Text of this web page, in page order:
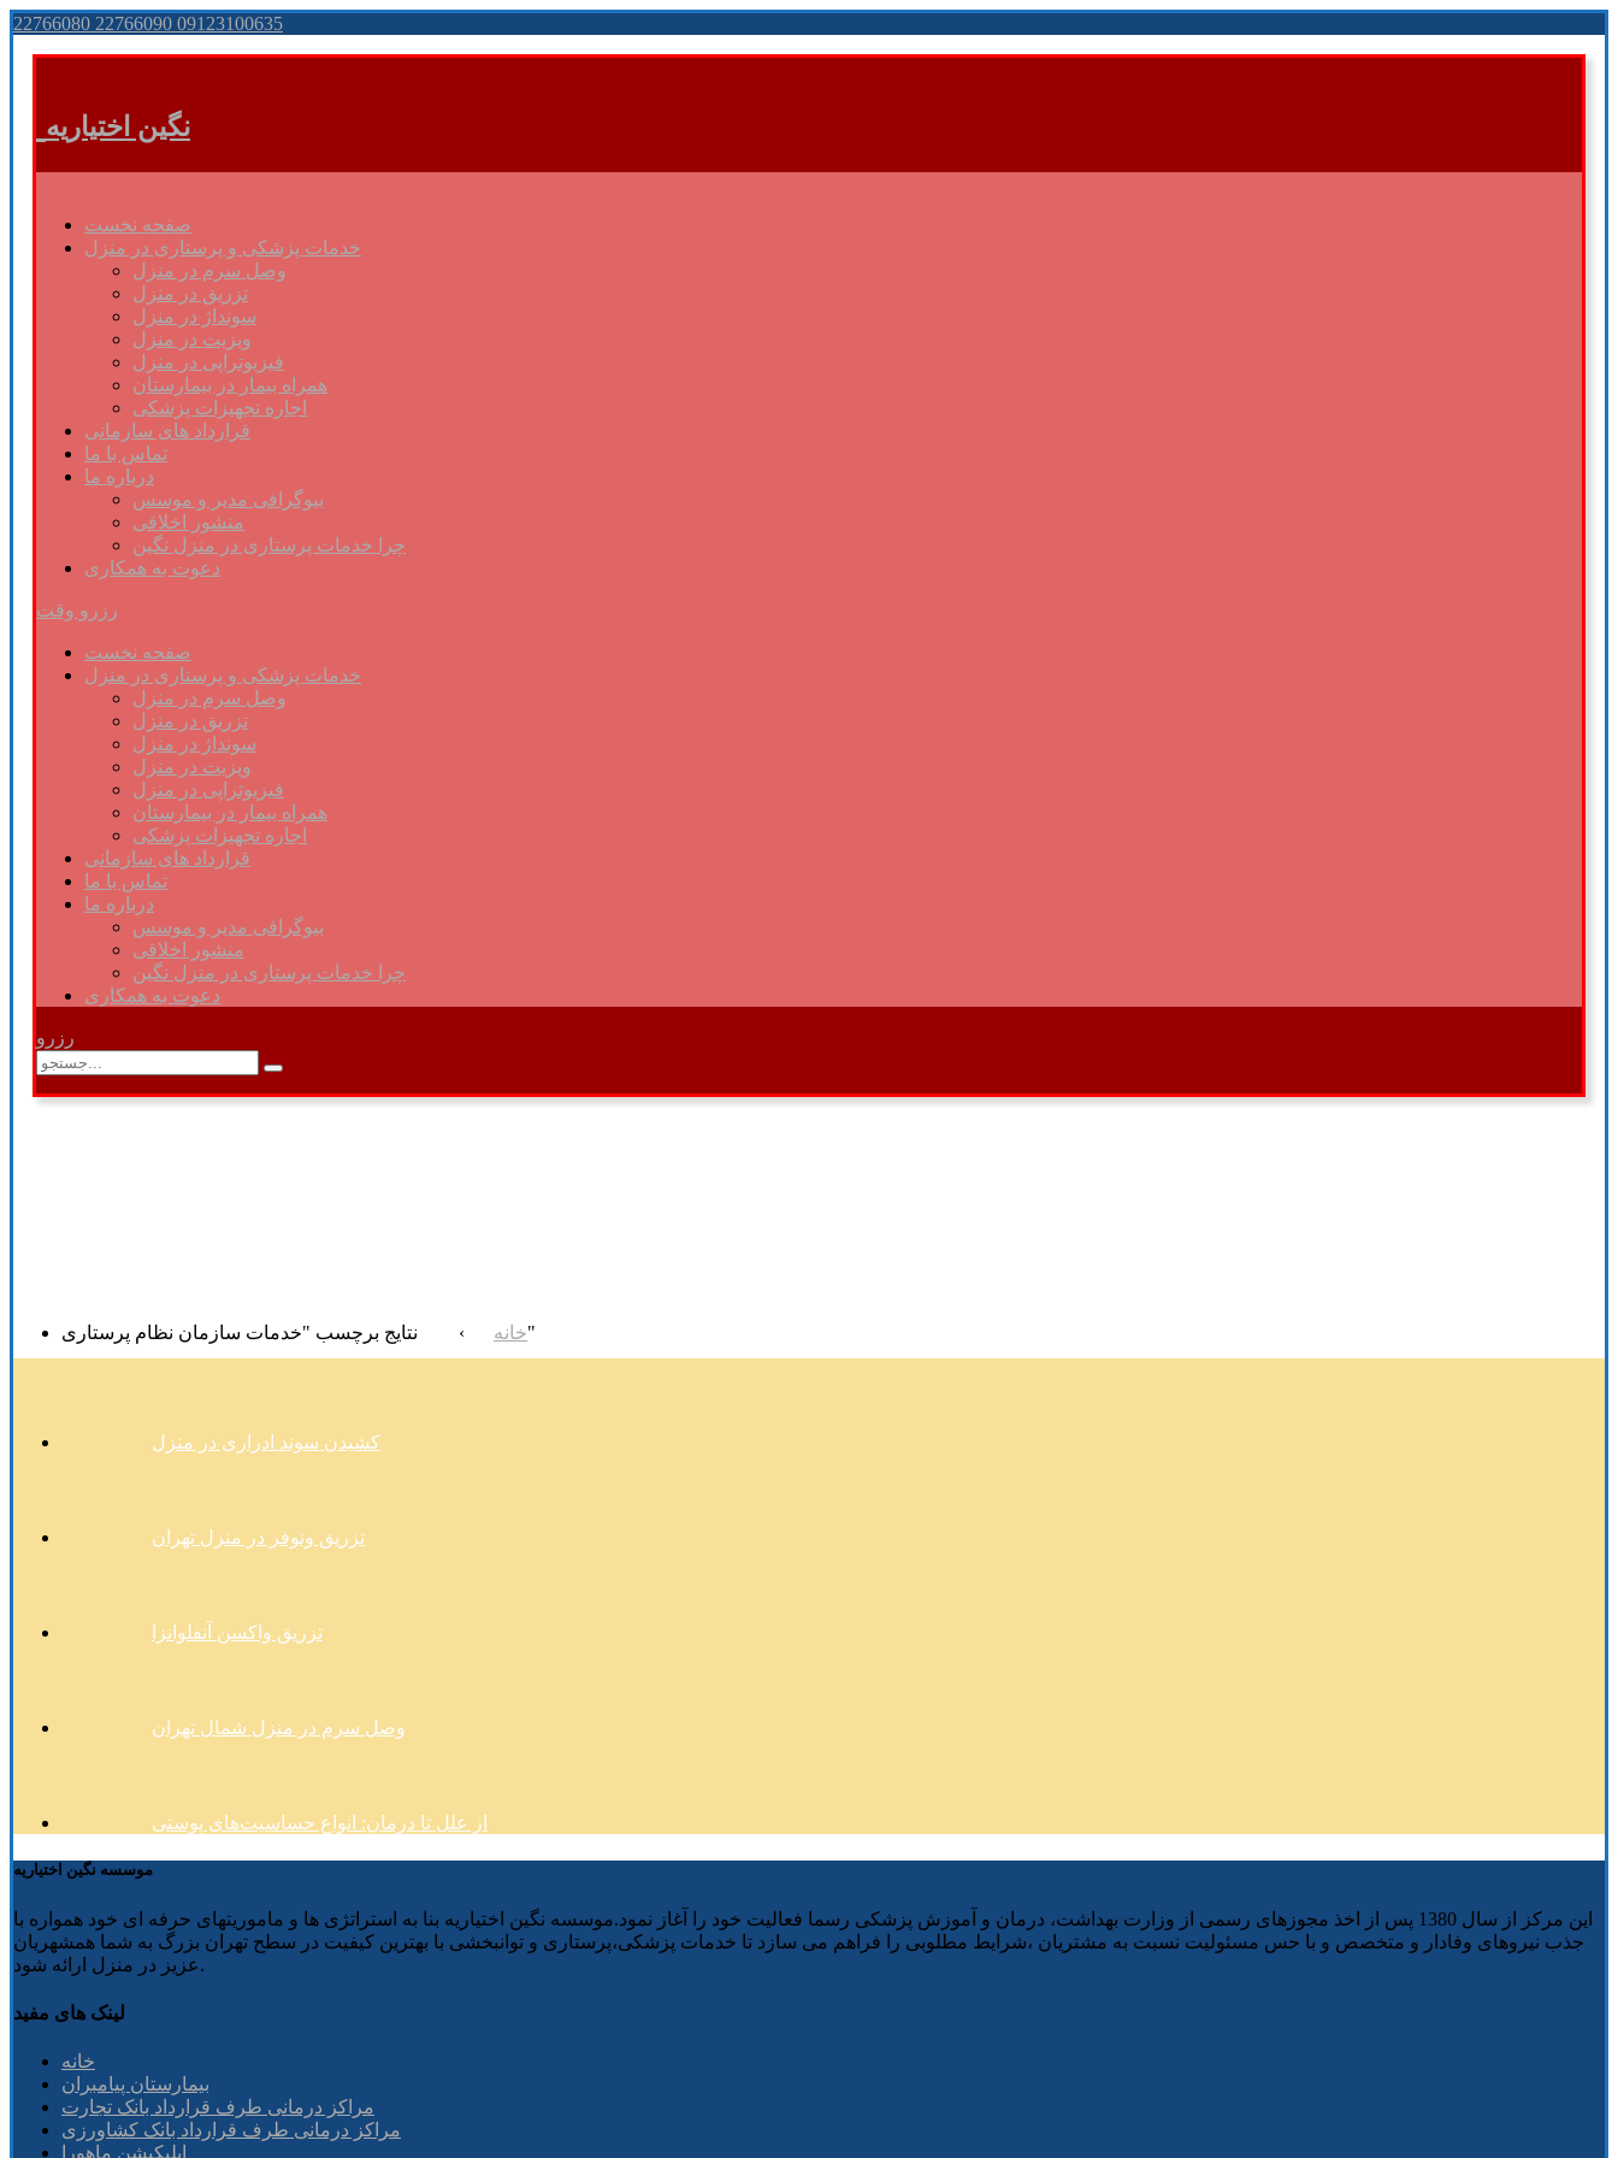
22766080 22766090 09123100635
نگین اختیاریه
صفحه نخست
خدمات پزشکی و پرستاری در منزل
وصل سرم در منزل
تزریق در منزل
سونداژ در منزل
ویزیت در منزل
فیزیوتراپی در منزل
همراه بیمار در بیمارستان
اجاره تجهیزات پزشکی
قرارداد های سازمانی
تماس با ما
درباره ما
بیوگرافی مدیر و موسس
منشور اخلاقی
چرا خدمات پرستاری در منزل نگین
دعوت به همکاری
رزرو وقت
صفحه نخست
خدمات پزشکی و پرستاری در منزل
وصل سرم در منزل
تزریق در منزل
سونداژ در منزل
ویزیت در منزل
فیزیوتراپی در منزل
همراه بیمار در بیمارستان
اجاره تجهیزات پزشکی
قرارداد های سازمانی
تماس با ما
درباره ما
بیوگرافی مدیر و موسس
منشور اخلاقی
چرا خدمات پرستاری در منزل نگین
دعوت به همکاری
رزرو
خانه › نتایج برچسب "خدمات سازمان نظام پرستاری"
کشیدن سوند ادراری در منزل
تزریق ونوفر در منزل تهران
تزریق واکسن آنفلوانزا
وصل سرم در منزل شمال تهران
از علل تا درمان: انواع حساسیت‌های پوستی
موسسه نگین اختیاریه
این مرکز از سال 1380 پس از اخذ مجوزهای رسمی از وزارت بهداشت، درمان و آموزش پزشکی رسما فعالیت خود را آغاز نمود.موسسه نگین اختیاریه بنا به استراتژی ها و ماموریتهای حرفه ای خود همواره با
جذب نیروهای وفادار و متخصص و با حس مسئولیت نسبت به مشتریان ،شرایط مطلوبی را فراهم می سازد تا خدمات پزشکی،پرستاری و توانبخشی با بهترین کیفیت در سطح تهران بزرگ به شما همشهریان
عزیز در منزل ارائه شود.
لینک های مفید
خانه
بیمارستان پیامبران
مراکز درمانی طرف قرارداد بانک تجارت
مراکز درمانی طرف قرارداد بانک کشاورزی
اپلیکیشن ماهورا